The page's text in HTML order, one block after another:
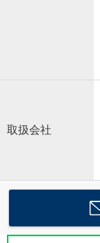
取扱会社